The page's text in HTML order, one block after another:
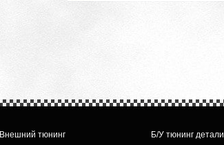
Внешний тюнинг Б/У тюнинг детали